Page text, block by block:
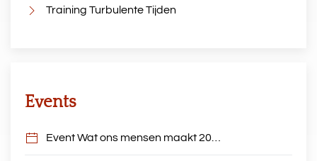
Training Turbulente Tijden
Events
Event Wat ons mensen maakt 20…